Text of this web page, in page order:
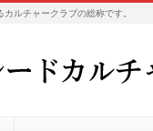
ルチャークラブの総称です。